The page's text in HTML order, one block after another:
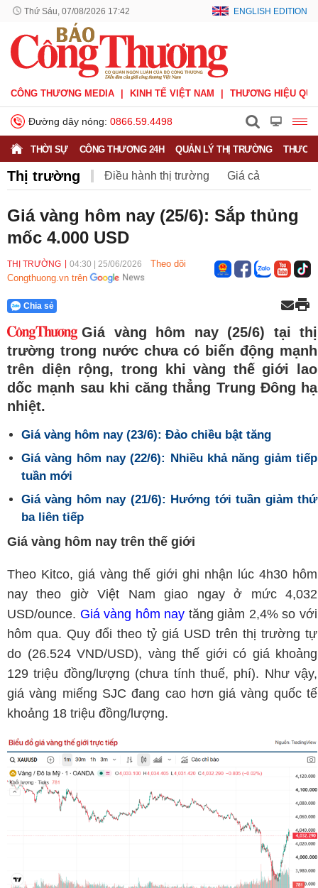
Thứ Sáu, 07/08/2026 17:42 ENGLISH EDITION
CÔNG THƯƠNG MEDIA KINH TẾ VIỆT NAM THƯƠNG HIỆU
Đường dây nóng: 0866.59.4498
THỜI SỰ CÔNG THƯƠNG 24H QUẢN LÝ THỊ TRƯỜNG
Thị trường Điều hành thị trường Giá cả
Thị trường miền núi
Giá vàng hôm nay (25/6): Sắp thủng
mốc 4.000 USD
THỊ TRƯỜNG 04:30 25/06/2026
Theo dõi
Congthuong.vn trên
Chia sẻ
Giá vàng hôm nay (25/6) tại thị
trường trong nước chưa có biến động mạnh
trên diện rộng, trong khi vàng thế giới lao
dốc mạnh sau khi căng thẳng Trung Đông hạ
nhiệt.
Giá vàng hôm nay (23/6): Đảo chiều bật tăng
Giá vàng hôm nay (22/6): Nhiều khả năng giảm tiếp
tuần mới
Giá vàng hôm nay (21/6): Hướng tới tuần giảm thứ
ba liên tiếp
Giá vàng hôm nay trên thế giới
Theo Kitco, giá vàng thế giới ghi nhận lúc 4h30 hôm
nay theo giờ Việt Nam giao ngay ở mức 4,032
USD/ounce. Giá vàng hôm nay tăng giảm 2,4% so với
hôm qua. Quy đổi theo tỷ giá USD trên thị trường tự
do (26.524 VND/USD), vàng thế giới có giá khoảng
129 triệu đồng/lượng (chưa tính thuế, phí). Như vậy,
giá vàng miếng SJC đang cao hơn giá vàng quốc tế
khoảng 18 triệu đồng/lượng.